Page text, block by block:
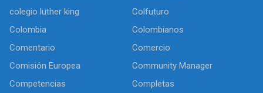
colegio luther king
Colfuturo
Colombia
Colombianos
Comentario
Comercio
Comisión Europea
Community Manager
Competencias
Completas